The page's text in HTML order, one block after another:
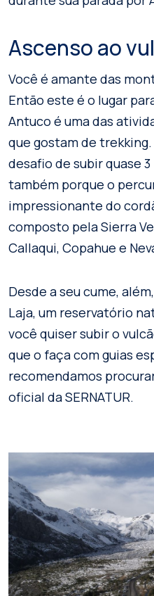
Ascenso ao
Você é amante das
Então este é o lugar
Antuco é uma das
que gostam de
desafio de subir quase
também porque o
impressionante do
composto pela Sierra
Callaqui, Copahue e
Desde a seu cume,
Laja, um reservatório
você quiser subir o
que o faça com guias
recomendamos
oficial da SERNATUR.